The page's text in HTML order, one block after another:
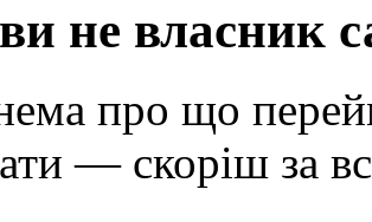
не власник
про що
— скоріш за